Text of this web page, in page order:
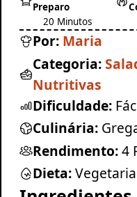
Preparo
20 Minutos
Por: Maria
Categoria:
Nutritivas
Dificuldade:
Culinária:
Rendimento:4
Dieta: